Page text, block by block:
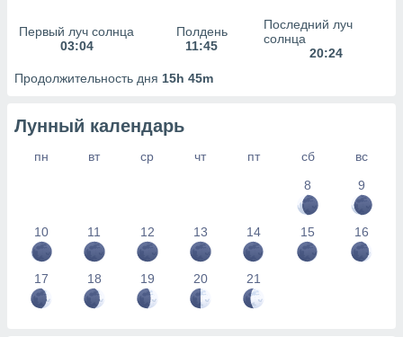
наших 1199
Первый луч солнца
03:04
Полдень
11:45
Последний луч
солнца
20:24
Продолжительность дня 15h 45m
Лунный календарь
пн вт ср чт пт сб
вс
8
9
10 11 12 13 14 15 16
17 18 19 20 21